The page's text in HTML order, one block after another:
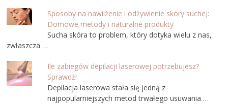
Sposoby na nawilżenie i odżywienie skóry suchej:
Domowe metody i naturalne produkty
Sucha skóra to problem, który dotyka wielu z nas,
zwłaszcza …
Ile zabiegów depilacji laserowej potrzebujesz?
Sprawdź!
Depilacja laserowa stała się jedną z
najpopularniejszych metod trwałego usuwania …